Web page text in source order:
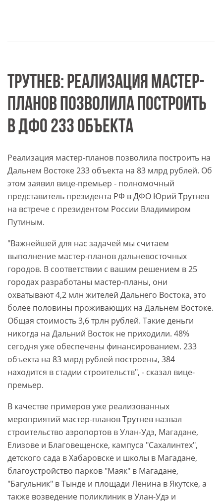
ТРУТНЕВ: РЕАЛИЗАЦИЯ МАСТЕР-
ПЛАНОВ ПОЗВОЛИЛА ПОСТРОИТЬ
В ДФО 233 ОБЪЕКТА
Реализация мастер-планов позволила построить на
Дальнем Востоке 233 объекта на 83 млрд рублей. Об
этом заявил вице-премьер - полномочный
представитель президента РФ в ДФО Юрий Трутнев
на встрече с президентом России Владимиром
Путиным.
"Важнейшей для нас задачей мы считаем
выполнение мастер-планов дальневосточных
городов. В соответствии с вашим решением в 25
городах разработаны мастер-планы, они
охватывают 4,2 млн жителей Дальнего Востока, это
более половины проживающих на Дальнем Востоке.
Общая стоимость 3,6 трлн рублей. Такие деньги
никогда на Дальний Восток не приходили. 48%
сегодня уже обеспечены финансированием. 233
объекта на 83 млрд рублей построены, 384
находится в стадии строительств", - сказал вице-
премьер.
В качестве примеров уже реализованных
мероприятий мастер-планов Трутнев назвал
строительство аэропортов в Улан-Удэ, Магадане,
Елизове и Благовещенске, кампуса "Сахалинтех",
детского сада в Хабаровске и школы в Магадане,
благоустройство парков "Маяк" в Магадане,
"Багульник" в Тынде и площади Ленина в Якутске, а
также возведение поликлиник в Улан-Удэ и